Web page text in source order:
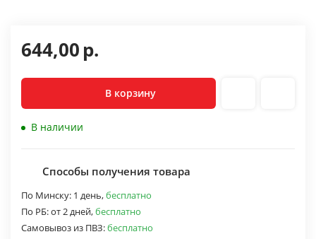
644,00р.
В корзину
В наличии
Способы получения товара
По Минску: 1 день,бесплатно
По РБ:от 2 дней,бесплатно
Самовывоз из ПВЗ:бесплатно